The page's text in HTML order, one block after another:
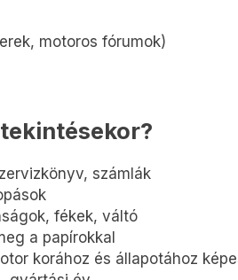
motoros fórumok)
számlák
fékek, váltó
a papírokkal
korához és állapotához